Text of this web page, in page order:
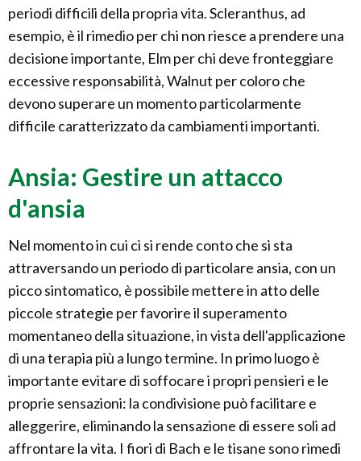
periodi difficili della propria vita. Scleranthus, ad
esempio, è il rimedio per chi non riesce a prendere una
decisione importante, Elm per chi deve fronteggiare
eccessive responsabilità, Walnut per coloro che
devono superare un momento particolarmente
difficile caratterizzato da cambiamenti importanti.
Ansia: Gestire un attacco
d'ansia
Nel momento in cui ci si rende conto che si sta
attraversando un periodo di particolare ansia, con un
picco sintomatico, è possibile mettere in atto delle
piccole strategie per favorire il superamento
momentaneo della situazione, in vista dell'applicazione
di una terapia più a lungo termine. In primo luogo è
importante evitare di soffocare i propri pensieri e le
proprie sensazioni: la condivisione può facilitare e
alleggerire, eliminando la sensazione di essere soli ad
affrontare la vita. I fiori di Bach e le tisane sono rimedi